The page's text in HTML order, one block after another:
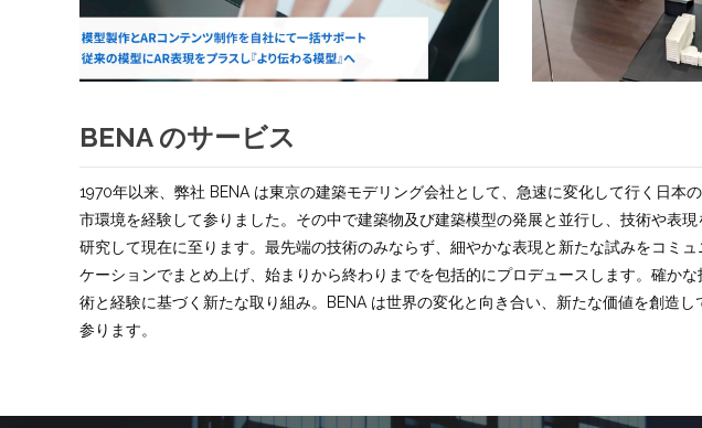
BENA のサービス
1970年以来、弊社 BENA は東京の建築モデリング会社として、急速に変化して行く日本
市環境を経験して参りました。その中で建築物及び建築模型の発展と並行し、技術や表現
研究して現在に至ります。最先端の技術のみならず、細やかな表現と新たな試みをコミュ
ケーションでまとめ上げ、始まりから終わりまでを包括的にプロデュースします。確かな
術と経験に基づく新たな取り組み。BENA は世界の変化と向き合い、新たな価値を創造し
参ります。